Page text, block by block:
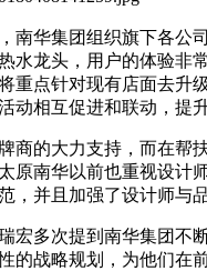
南华集团组织旗下各公
水龙头，用户的体验非
重点针对现有店面去升
动相互促进和联动，提
商的大力支持，而在帮
原南华以前也重视设计
，并且加强了设计师与
宏多次提到南华集团不
的战略规划，为他们在